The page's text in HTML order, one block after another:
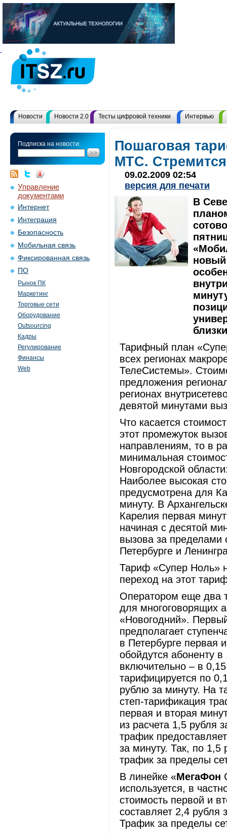
Новости Новости 2.0 Тесты цифровой техники Интервью
Подписка на новости:
Управление
документами
Интернет
Интеграция
Безопасность
Мобильная связь
Фиксированная связь
ПО
Рынок ПК
Маркетинг
Торговые сети
Оборудование
Outsourcing
Кадры
Регулирование
Финансы
Web
Пошаговая
МТС.
09.02.2009 02:54
версия для печати
В
Тарифный план
всех регионах
ТелеСистемы».
предложения
регионах
девятой минутами
Что касается
этот промежуток
направлениям, то в
минимальная
Новгородской
Наиболее высокая
предусмотрена для
минуту. В
Карелия первая
начиная с десятой
вызова за пределами
Петербурге и
Тариф «Супер Ноль»
переход на этот
Оператором еще два
для многоговорящих
«Новогодний».
предполагает
в Петербурге первая
обойдутся абоненту
включительно – в
тарифицируется по
рублю за минуту. На
степ-тарификация
первая и вторая
из расчета 1,5 рубля
трафик
за минуту. Так, по 1,5
трафик за пределы
В линейке «МегаФон
используется, в
стоимость первой и
составляет 2,4 рубля
Трафик за пределы